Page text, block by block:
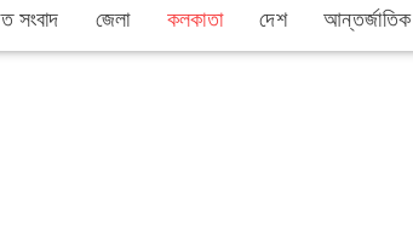
সংবাদ জেলা কলকাতা দেশ আন্তর্জাতিক